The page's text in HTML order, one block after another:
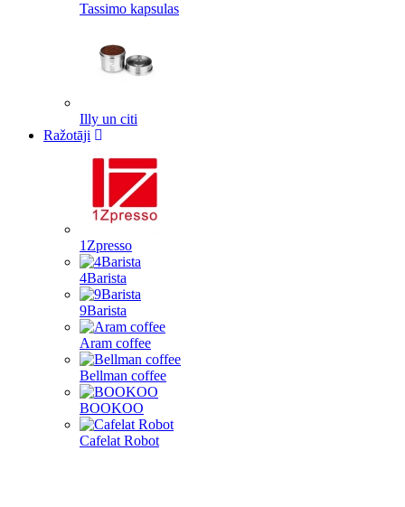
Tassimo kapsulas
Illy un citi
Ražotāji
1Zpresso
4Barista
9Barista
Aram coffee
Bellman coffee
BOOKOO
Cafelat Robot